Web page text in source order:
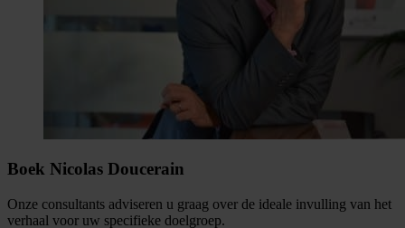
Boek Nicolas Doucerain
Onze consultants adviseren u graag over de ideale invulling van het
verhaal voor uw specifieke doelgroep.